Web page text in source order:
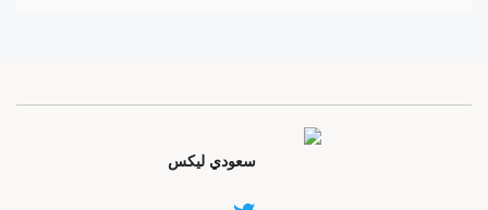
سعودي ليكس